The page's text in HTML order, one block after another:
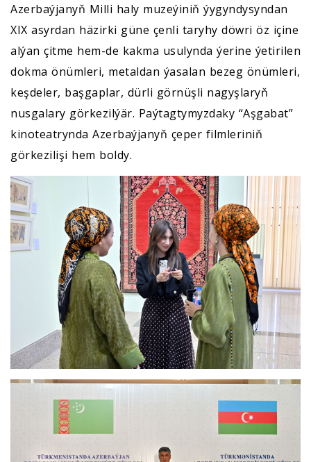
Azerbaýjanyň Milli haly muzeýiniň ýygyndysyndan
XIX asyrdan häzirki güne çenli taryhy döwri öz içine
alýan çitme hem-de kakma usulynda ýerine ýetirilen
dokma önümleri, metaldan ýasalan bezeg önümleri,
keşdeler, başgaplar, dürli görnüşli nagyşlaryň
nusgalary görkezilýär. Paýtagtymyzdaky “Aşgabat”
kinoteatrynda Azerbaýjanyň çeper filmleriniň
görkezilişi hem boldy.